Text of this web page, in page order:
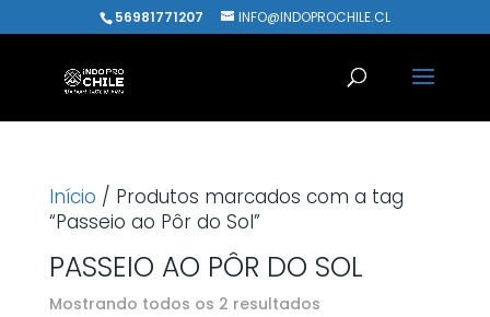
56981771207 INFO@INDOPROCHILE.CL
Início / Produtos marcados com a tag
“Passeio ao Pôr do Sol”
PASSEIO AO PÔR DO SOL
Mostrando todos os 2 resultadosClassificado